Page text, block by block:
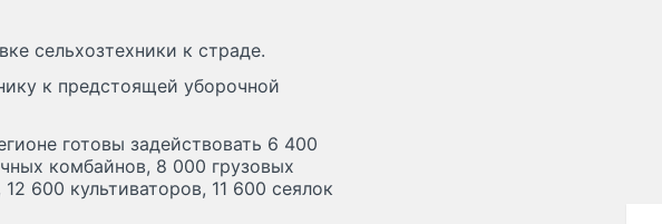
сельхозтехники к страде.
к предстоящей уборочной
готовы задействовать 6 400
комбайнов, 8 000 грузовых
600 культиваторов, 11 600 сеялок